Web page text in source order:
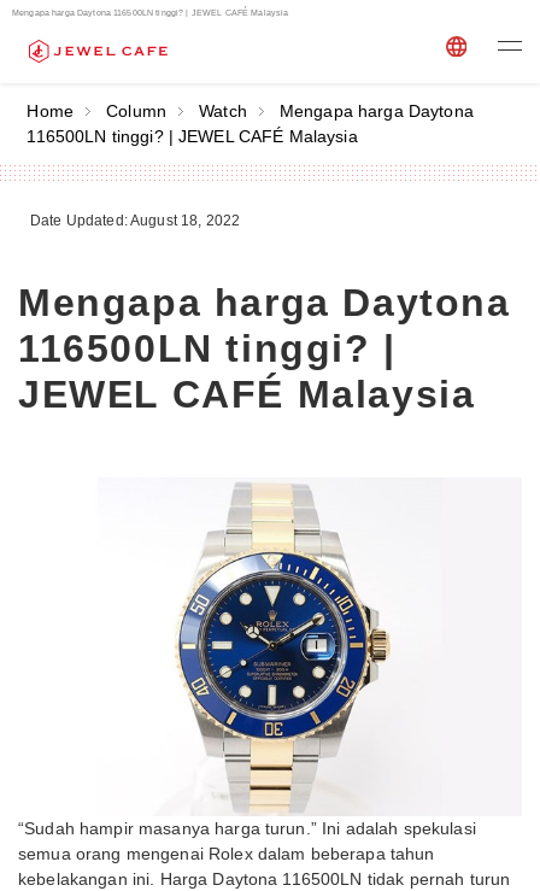
Mengapa harga Daytona 116500LN tinggi? | JEWEL CAFÉ Malaysia
Home Column Watch
Mengapa harga Daytona
116500LN tinggi? | JEWEL CAFÉ Malaysia
Date Updated: August 18, 2022
Mengapa harga Daytona
116500LN tinggi? |
JEWEL CAFÉ Malaysia
“Sudah hampir masanya harga turun.” Ini adalah spekulasi
semua orang mengenai Rolex dalam beberapa tahun
kebelakangan ini. Harga Daytona 116500LN tidak pernah turun